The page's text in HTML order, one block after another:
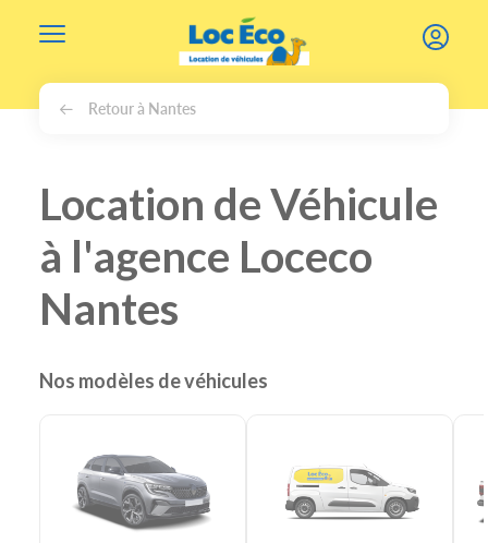
Retour à Nantes
Location de Véhicule
à l'agence Loceco
Nantes
Nos modèles de véhicules